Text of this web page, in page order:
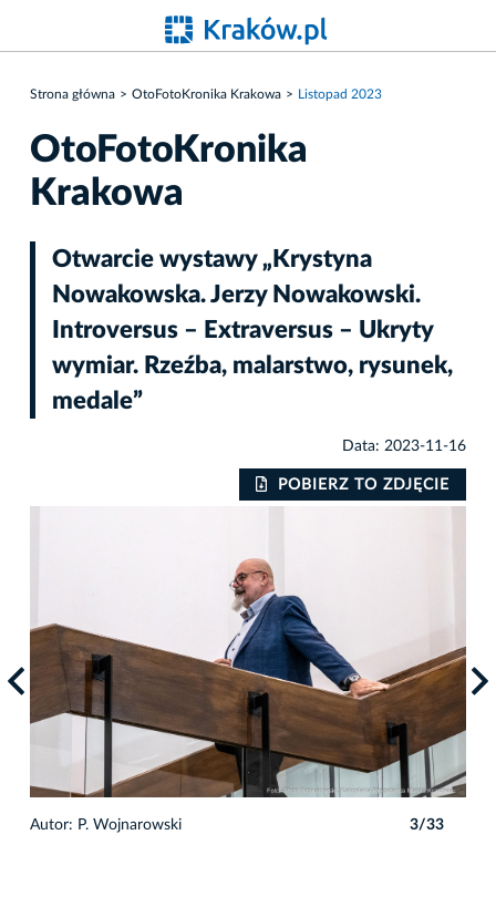
Strona główna OtoFotoKronika Krakowa Listopad 2023
OtoFotoKronika
Krakowa
Otwarcie wystawy „Krystyna
Nowakowska. Jerzy Nowakowski.
Introversus – Extraversus – Ukryty
wymiar. Rzeźba, malarstwo, rysunek,
medale”
Data: 2023-11-16
POBIERZ TO ZDJĘCIE
Autor: P. Wojnarowski 3/33